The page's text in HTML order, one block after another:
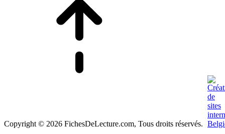
Copyright © 2026 FichesDeLecture.com, Tous droits réservés.